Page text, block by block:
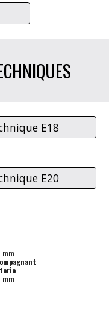
E18
E20
mm
mm